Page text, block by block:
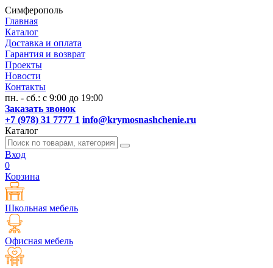
Симферополь
Главная
Каталог
Доставка и оплата
Гарантия и возврат
Проекты
Новости
Контакты
пн. - сб.: с 9:00 до 19:00
Заказать звонок
+7 (978) 31 7777 1 info@krymosnashchenie.ru
Каталог
Вход
0
Корзина
Школьная мебель
Офисная мебель